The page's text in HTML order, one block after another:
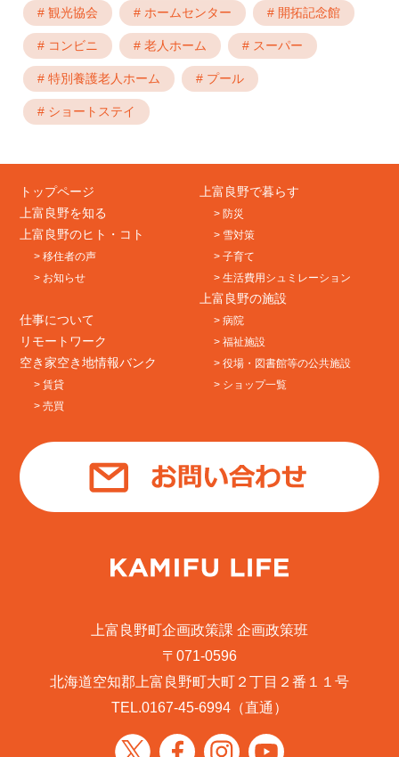
# 観光協会 # ホームセンター # 開拓記念館
# コンビニ # 老人ホーム # スーパー
# 特別養護老人ホーム # プール
# ショートステイ
トップページ
上富良野を知る
上富良野のヒト・コト
> 移住者の声
> お知らせ
仕事について
リモートワーク
空き家空き地情報バンク
> 賃貸
> 売買
上富良野で暮らす
> 防災
> 雪対策
> 子育て
> 生活費用シュミレーション
上富良野の施設
> 病院
> 福祉施設
> 役場・図書館等の公共施設
> ショップ一覧
上富良野町企画政策課 企画政策班
〒071-0596
北海道空知郡上富良野町大町２丁目２番１１号
TEL.0167-45-6994 （直通）